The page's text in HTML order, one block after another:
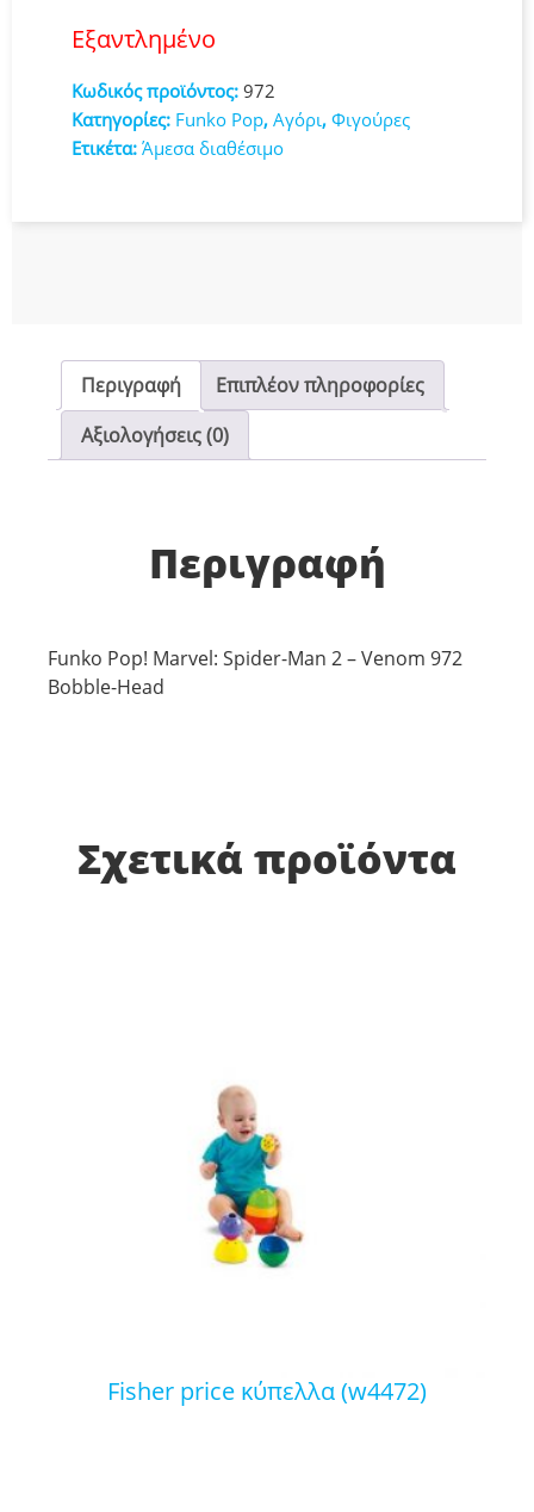
Εξαντλημένο
Κωδικός προϊόντος: 972
Κατηγορίες: Funko Pop, Αγόρι, Φιγούρες
Ετικέτα: Άμεσα διαθέσιμο
Περιγραφή
Επιπλέον πληροφορίες
Αξιολογήσεις (0)
Περιγραφή
Funko Pop! Marvel: Spider-Man 2 – Venom 972
Bobble-Head
Σχετικά προϊόντα
fisher price κύπελλα (w4472)